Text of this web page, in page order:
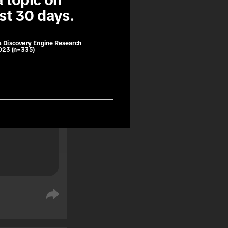
puțin
30 days.
Engine Research
(n=335)